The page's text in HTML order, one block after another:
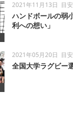
2021年11月13日 目
ハンドボールの弱
利への想い」
2021年05月20日 目
全国大学ラグビー